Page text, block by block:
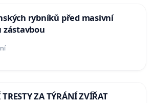
rybníků před masivní
zástavbou
ZA TÝRÁNÍ ZVÍŘAT